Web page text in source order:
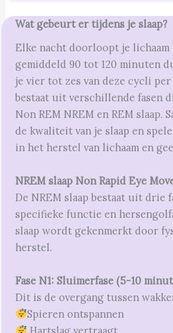
Wat gebeurt er tijdens je slaap?
Elke nacht doorloopt je
gemiddeld 90 tot 120 minuten
je vier tot zes van deze cycli
bestaat uit verschillende fasen
Non REM NREM en REM slaap.
de kwaliteit van je slaap en
in het herstel van lichaam en
NREM slaap Non Rapid Eye
De NREM slaap bestaat uit drie
specifieke functie en
slaap wordt gekenmerkt door
herstel.
Fase N1: Sluimerfase (5-10
Dit is de overgang tussen
Spieren ontspannen